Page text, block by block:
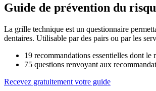
Guide de prévention du
La grille technique est un questionnaire
dentaires. Utilisable par des pairs ou par les
19 recommandations essentielles dont le
75 questions renvoyant aux
Recevez gratuitement votre guide